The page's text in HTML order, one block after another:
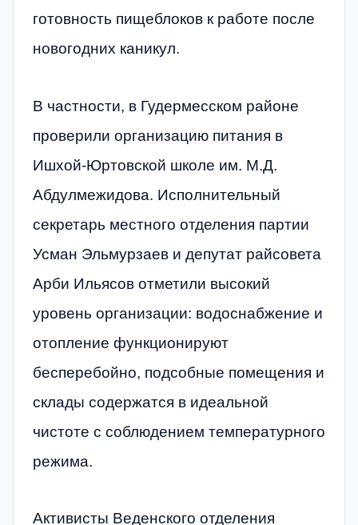
готовность пищеблоков к работе после
новогодних каникул.
В частности, в Гудермесском районе
проверили организацию питания в
Ишхой-Юртовской школе им. М.Д.
Абдулмежидова. Исполнительный
секретарь местного отделения партии
Усман Эльмурзаев и депутат райсовета
Арби Ильясов отметили высокий
уровень организации: водоснабжение и
отопление функционируют
бесперебойно, подсобные помещения и
склады содержатся в идеальной
чистоте с соблюдением температурного
режима.
Активисты Веденского отделения